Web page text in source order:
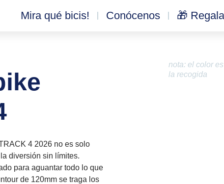
Mira qué bicis! Conócenos 🎁
4 2026 no es solo
diversión sin límites.
para aguantar todo lo que
de 120mm se traga los
nota: el color
la recogida